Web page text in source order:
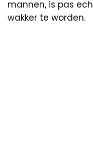
mannen, is pas
wakker te worden.